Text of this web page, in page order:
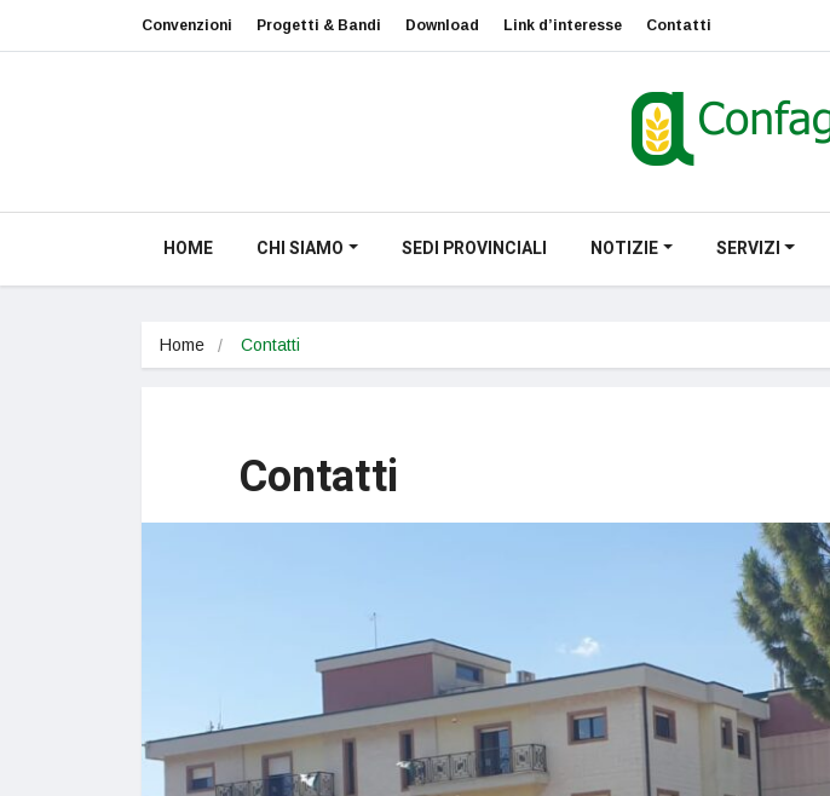
Convenzioni Progetti & Bandi Download Link d’interesse Contatti
HOME CHI SIAMO SEDI PROVINCIALI NOTIZIE SERVIZI
Home Contatti
Contatti